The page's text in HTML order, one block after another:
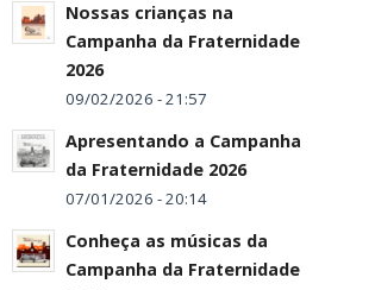
Nossas crianças na
Campanha da Fraternidade
2026
09/02/2026 - 21:57
Apresentando a Campanha
da Fraternidade 2026
07/01/2026 - 20:14
Conheça as músicas da
Campanha da Fraternidade